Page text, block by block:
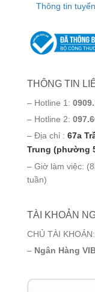
Thông tin
THÔNG TIN
– Hotline 1:
– Hotline 2:
– Địa chỉ : 67a
Trung (phường
– Giờ làm việc:
tuần)
TÀI KHOẢN
CHỦ TÀI
– Ngân Hàng